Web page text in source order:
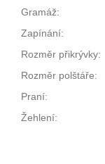
Gramáž:
Zapínání:
Rozměr přikrývky:
Rozměr polštáře:
Praní:
Žehlení: